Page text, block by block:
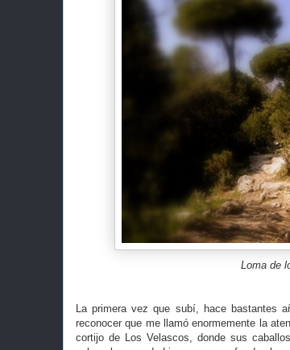
Loma de
La primera vez que subí, hace bastantes
reconocer que me llamó enormemente la
cortijo de Los Velascos, donde sus